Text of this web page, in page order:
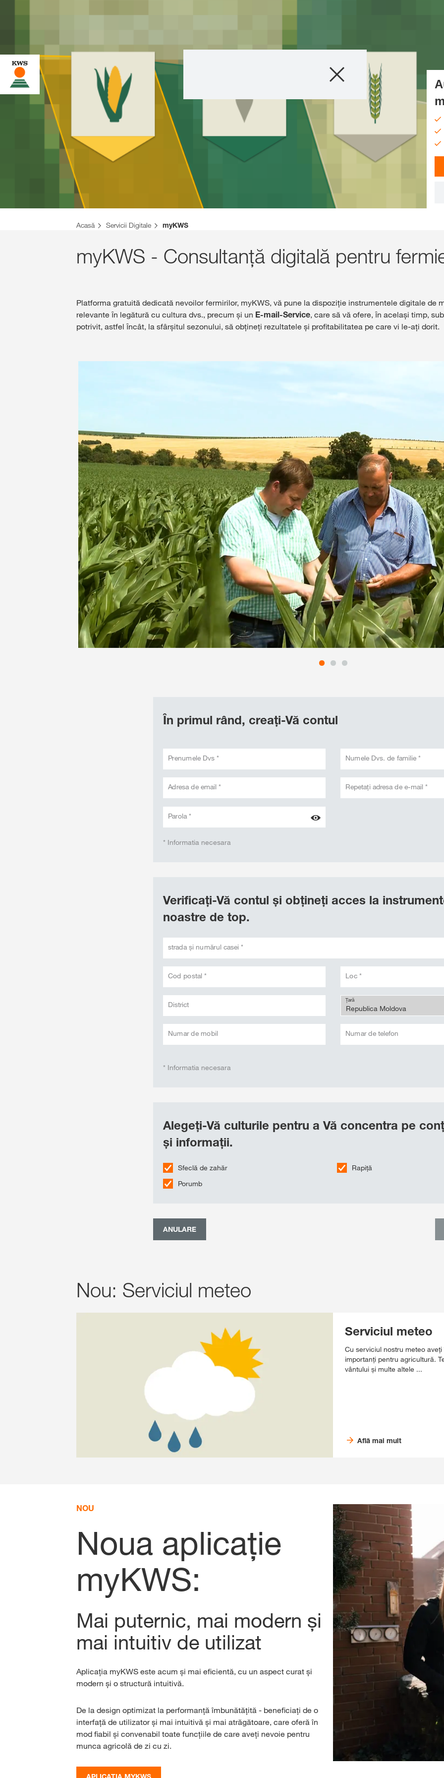
Produse
Consultanţă
Istorii si
Servicii Digitale
kws.com/
Acasă Servicii Digitale myKWS
myKWS - Consultanță digitală pentru
Platforma gratuită dedicată nevoilor fermirilor, myKWS, vă pune la dispoziţie instrumentele digitale de
relevante ȋn legătură cu cultura dvs., precum şi un E-mail-Service, care să vă ofere, ȋn acelaşi timp,
potrivit, astfel ȋncât, la sfârşitul sezonului, să obţineţi rezultatele şi profitabilitatea pe care vi le-aţi dorit.
În primul rând, creați-Vă contul
Prenumele Dvs * Numele Dvs. de familie *
Adresa de email * Repetați adresa de e-mail *
Parola *
* Informatia necesara
Verificați-Vă contul și obțineți acces la
noastre de top.
strada și numărul casei *
Cod postal * Loc *
District
Țară
Numar de mobil Numar de telefon
* Informatia necesara
Alegeți-Vă culturile pentru a Vă concentra pe
și informații.
Sfeclă de zahăr
Porumb
Rapiţă
ANULARE
Nou: Serviciul meteo
Serviciul meteo
Cu serviciul nostru meteo
importanți pentru agricultură.
vântului și multe altele ...
Află mai mult
NOU
Noua aplicație
myKWS:
Mai puternic, mai modern și
mai intuitiv de utilizat
Aplicația myKWS este acum și mai eficientă, cu un aspect curat și
modern și o structură intuitivă.
De la design optimizat la performanță îmbunătățită - beneficiați de o
interfață de utilizator și mai intuitivă și mai atrăgătoare, care oferă în
mod fiabil și convenabil toate funcțiile de care aveți nevoie pentru
munca agricolă de zi cu zi.
APLICAȚIA MYKWS